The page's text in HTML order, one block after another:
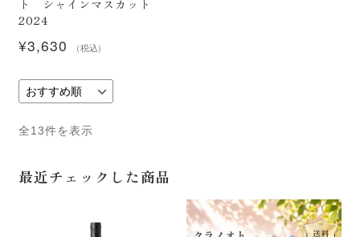
ト シャインマスカット
2024
¥3,630 （税込）
全13件を表示
最近チェックした商品